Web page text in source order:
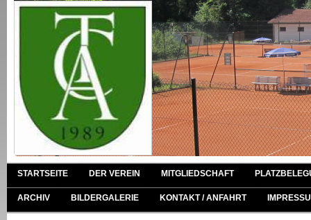
STARTSEITE DER VEREIN MITGLIEDSCHAFT
ARCHIV BILDERGALERIE KONTAKT / ANFAHRT